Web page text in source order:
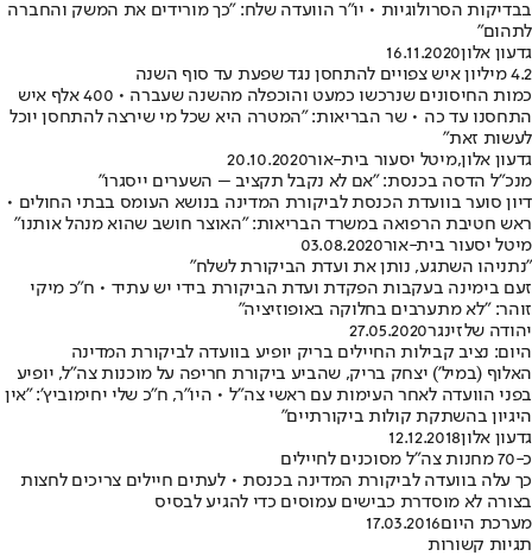
בבדיקות הסרולוגיות • יו"ר הוועדה שלח: "כך מורידים את המשק והחברה
לתהום"
גדעון אלון16.11.2020
4.2 מיליון איש צפויים להתחסן נגד שפעת עד סוף השנה
כמות החיסונים שנרכשו כמעט והוכפלה מהשנה שעברה • 400 אלף איש
התחסנו עד כה • שר הבריאות: "המטרה היא שכל מי שירצה להתחסן יוכל
לעשות זאת"
גדעון אלון,מיטל יסעור בית-אור20.10.2020
מנכ"ל הדסה בכנסת: "אם לא נקבל תקציב – השערים ייסגרו"
דיון סוער בוועדת הכנסת לביקורת המדינה בנושא העומס בבתי החולים •
ראש חטיבת הרפואה במשרד הבריאות: "האוצר חושב שהוא מנהל אותנו"
מיטל יסעור בית-אור03.08.2020
"נתניהו השתגע, נותן את ועדת הביקורת לשלח"
זעם בימינה בעקבות הפקדת ועדת הביקורת בידי יש עתיד • ח"כ מיקי
זוהר: "לא מתערבים בחלוקה באופוזיציה"
יהודה שלזינגר27.05.2020
היום: נציב קבילות החיילים בריק יופיע בוועדה לביקורת המדינה
האלוף (במיל') יצחק בריק, שהביע ביקורת חריפה על מוכנות צה"ל, יופיע
בפני הוועדה לאחר העימות עם ראשי צה"ל • היו"ר, ח"כ שלי יחימוביץ': "אין
היגיון בהשתקת קולות ביקורתיים"
גדעון אלון12.12.2018
כ-70 מחנות צה"ל מסוכנים לחיילים
כך עלה בוועדה לביקורת המדינה בכנסת • לעתים חיילים צריכים לחצות
בצורה לא מוסדרת כבישים עמוסים כדי להגיע לבסיס
מערכת היום17.03.2016
תגיות קשורות